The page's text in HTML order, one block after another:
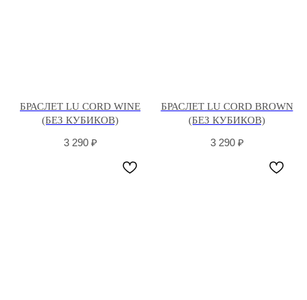
БРАСЛЕТ LU CORD WINE
(БЕЗ КУБИКОВ)
3 290 ₽
БРАСЛЕТ LU CORD BROWN
(БЕЗ КУБИКОВ)
3 290 ₽